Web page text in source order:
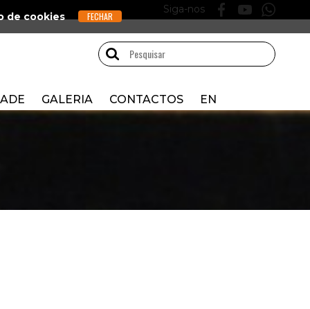
Siga-nos
GALERIA CONTACTOS EN
de cookies